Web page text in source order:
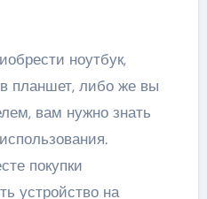
ноутбук,
планшет, либо же вы
вам нужно знать
покупки
устройство на